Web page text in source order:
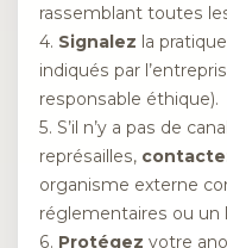
rassemblant toutes
4. Signalez la
indiqués par
responsable éthique).
5. S’il n’y a pas de
représailles,
organisme externe
réglementaires ou un
6. Protégez votre